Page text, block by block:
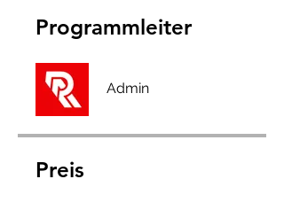
Programmleiter
Admin
Preis